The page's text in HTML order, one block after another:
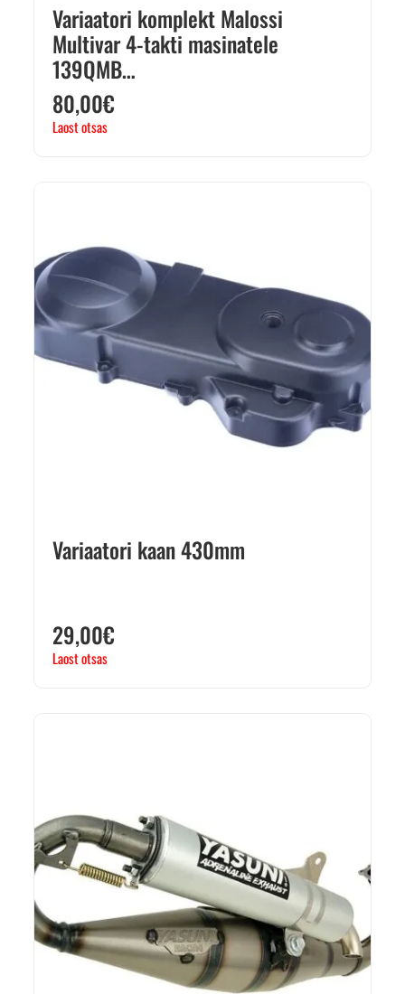
Variaatori komplekt Malossi
Multivar 4-takti masinatele
139QMB…
80,00€
Laost otsas
Variaatori kaan 430mm
29,00€
Laost otsas